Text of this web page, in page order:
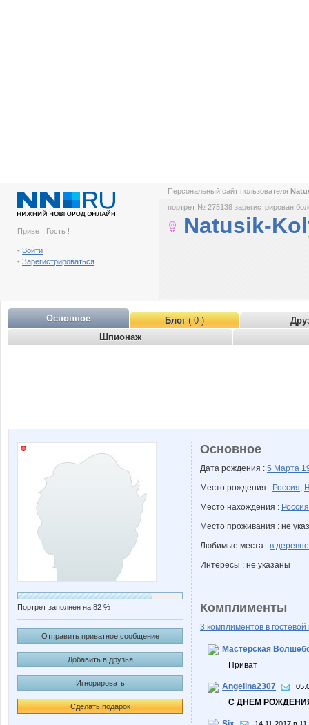
Привет, Гость !
- Войти
- Зарегистрироваться
Персональный сайт пользователя
портрет № 275138 зарегистрирован
Natusik-
Основное Блог( 0 )
Шпионаж
Портрет заполнен на 82 %
Отправить приватное сообщение
Добавить в друзья
Игнорировать
Сделать подарок
Основное
Дата рождения : 5 Марта
Место рождения : Россия,
Место нахождения : Россия
Место проживания : не
Любимые места : в деревне
Интересы : не указаны
Комплименты
3 комплиментов в гостевой
Мастерская
Приват
Angelina2307
С ДНЕМ